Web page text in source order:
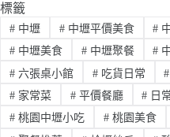
標籤
#中壢 #中壢平價美食 #
#中壢美食 #中壢聚餐 #
#六張桌小館 #吃貨日常 #
#家常菜 #平價餐廳 # 日
#桃園中壢小吃 #桃園美食